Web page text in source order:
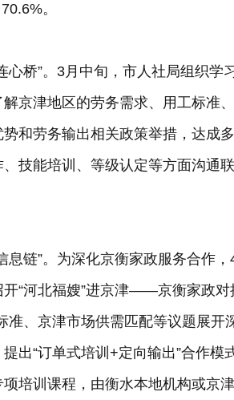
。
桥”。3月中旬，市人社局组织学
京津地区的劳务需求、用工标准
和劳务输出相关政策举措，达成
技能培训、等级认定等方面沟通
息链”。为深化京衡家政服务合作
“河北福嫂”进京津——京衡家政对
准、京津市场供需匹配等议题展开
出“订单式培训+定向输出”合作模
培训课程，由衡水本地机构或京